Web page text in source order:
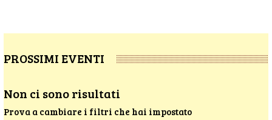
PROSSIMI EVENTI
Non ci sono risultati
Prova a cambiare i filtri che hai impostato